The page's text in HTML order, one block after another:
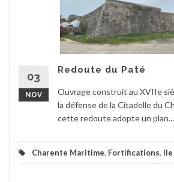
03
NOV
Redoute du Paté
Ouvrage construit au XVIIe
la défense de la Citadelle du
cette redoute adopte un plan...
Charente Maritime, Fortifications,